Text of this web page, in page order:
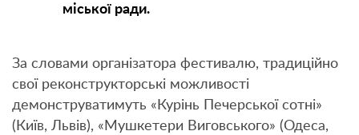
міської ради.
За словами організатора фестивалю, традиційно
свої реконструкторські можливості
демонструватимуть «Курінь Печерської сотні»
(Київ, Львів), «Мушкетери Виговського» (Одеса,